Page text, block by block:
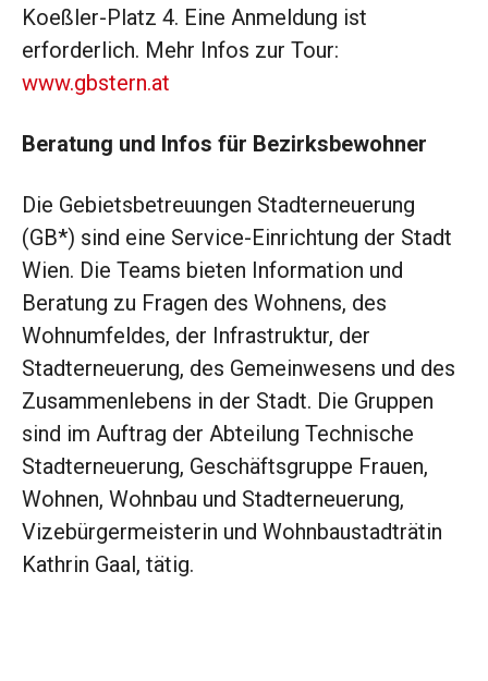
Koeßler-Platz 4. Eine Anmeldung ist
erforderlich. Mehr Infos zur Tour:
www.gbstern.at
Beratung und Infos für Bezirksbewohner
Die Gebietsbetreuungen Stadterneuerung
(GB*) sind eine Service-Einrichtung der Stadt
Wien. Die Teams bieten Information und
Beratung zu Fragen des Wohnens, des
Wohnumfeldes, der Infrastruktur, der
Stadterneuerung, des Gemeinwesens und des
Zusammenlebens in der Stadt. Die Gruppen
sind im Auftrag der Abteilung Technische
Stadterneuerung, Geschäftsgruppe Frauen,
Wohnen, Wohnbau und Stadterneuerung,
Vizebürgermeisterin und Wohnbaustadträtin
Kathrin Gaal, tätig.